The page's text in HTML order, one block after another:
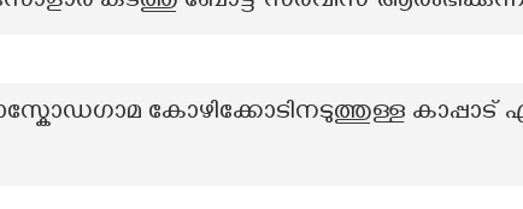
കോഴിക്കോടിനടുത്തുള്ള